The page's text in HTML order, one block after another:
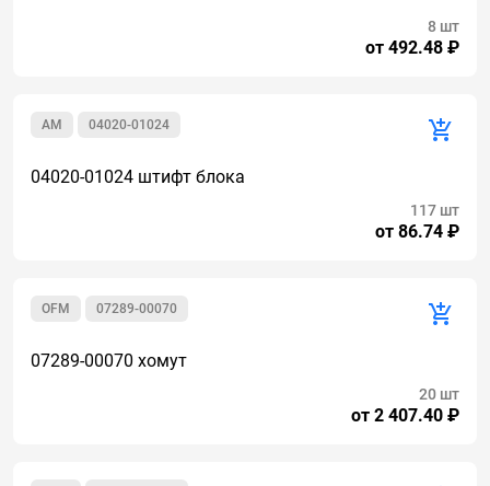
от 492.48 ₽
8 шт
04020-01024
AM
04020-01024 штифт блока
от 86.74 ₽
117 шт
07289-00070
OFM
07289-00070 хомут
от 2 407.40 ₽
20 шт